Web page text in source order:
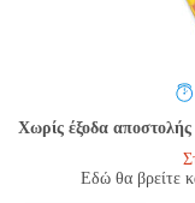
Χωρίς έξοδα
Εδώ θα βρείτε